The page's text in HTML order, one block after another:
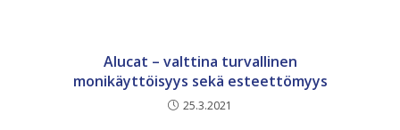
Alucat – valttina turvallinen
monikäyttöisyys sekä esteettömyys
25.3.2021